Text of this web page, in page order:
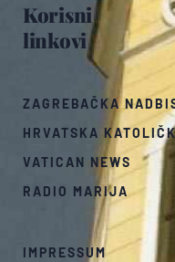
Korisni
linkovi
ZAGREBAČKA
HRVATSKA
VATICAN NEWS
RADIO MARIJA
IMPRESSUM